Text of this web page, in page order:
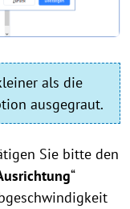
als die
ausgegraut.
Sie bitte den
“